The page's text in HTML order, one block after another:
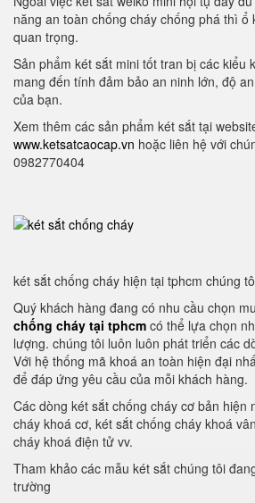
năng an toàn chống cháy chống phá thì ổ
quan trọng.
Sản phẩm két sắt mini tốt tran bị các kiểu
mang đến tính đảm bảo an ninh lớn, độ
của bạn.
Xem thêm các sản phẩm két sắt tại
www.ketsatcaocap.vn hoặc liên hệ với
0982770404
két sắt chống cháy hiện tại tphcm chúng
Quý khách hàng đang có nhu cầu chọn
chống cháy tại tphcm có thể lựa chọn
lượng. chúng tôi luôn luôn phát triển các
Với hệ thống mã khoá an toàn hiện đại
để đáp ứng yêu cầu của mỗi khách hàng.
Các dòng két sắt chống cháy cơ bản hiện
cháy khoá cơ, két sắt chống cháy khoá
cháy khoá điện tử vv.
Tham khảo các mẫu két sắt chúng tôi
trường